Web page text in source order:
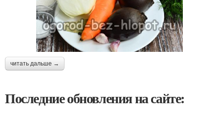
читать дальше →
Последние обновления на сайте: